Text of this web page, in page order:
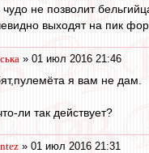
чудо не позволит
выходят на пик
» 01 июл 2016 21:46
я вам не дам.
ли так действует?
» 01 июл 2016 21:31